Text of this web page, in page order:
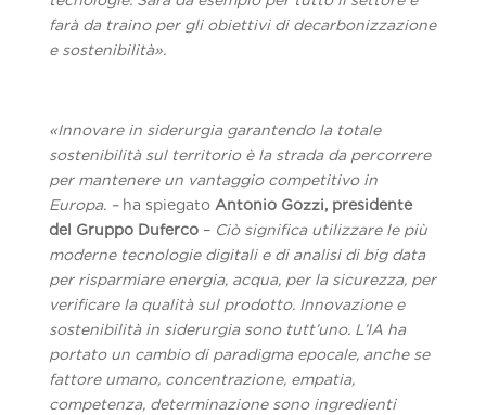
farà da traino per gli obiettivi di decarbonizzazione
e sostenibilità».
«Innovare in siderurgia garantendo la totale
sostenibilità sul territorio è la strada da percorrere
per mantenere un vantaggio competitivo in
Europa. – ha spiegato Antonio Gozzi, presidente
del Gruppo Duferco– Ciò significa utilizzare le più
moderne tecnologie digitali e di analisi di big data
per risparmiare energia, acqua, per la sicurezza, per
verificare la qualità sul prodotto. Innovazione e
sostenibilità in siderurgia sono tutt’uno. L’IA ha
portato un cambio di paradigma epocale, anche se
fattore umano, concentrazione, empatia,
competenza, determinazione sono ingredienti